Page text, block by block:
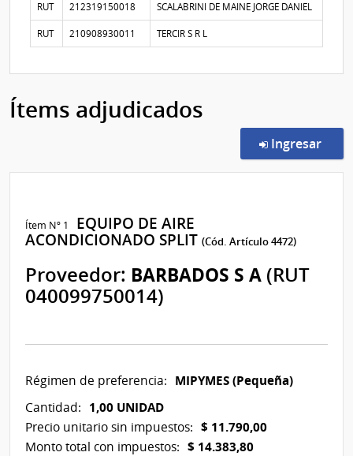
RUT 212319150018 SCALABRINI DE MAINE JORGE DANIEL
RUT 210908930011 TERCIR S R L
Ítems adjudicados
Ingresar
Ítem Nº 1
EQUIPO DE AIRE
ACONDICIONADO SPLIT(Cód. Artículo 4472)
Proveedor: BARBADOS S A (RUT
040099750014)
Régimen de preferencia: MIPYMES (Pequeña)
Cantidad: 1,00 UNIDAD
Precio unitario sin impuestos: $ 11.790,00
Monto total con impuestos: $ 14.383,80